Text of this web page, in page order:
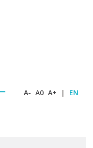
A- A0 A+ | EN